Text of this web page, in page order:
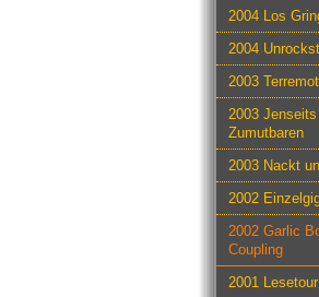
2004 Los
2004
2003
2003
Zumutbaren
2003 Nackt
2002
2002 Garlic
Coupling
2001 Lesetour